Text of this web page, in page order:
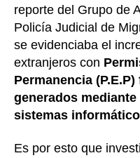
reporte del Grupo de
Policía Judicial de
se evidenciaba el
extranjeros con
Permanencia
generados
sistemas
Es por esto que